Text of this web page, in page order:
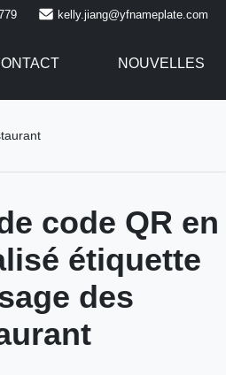
kelly.jiang@yfnameplate.com
NOUVELLES
code QR en
étiquette
des